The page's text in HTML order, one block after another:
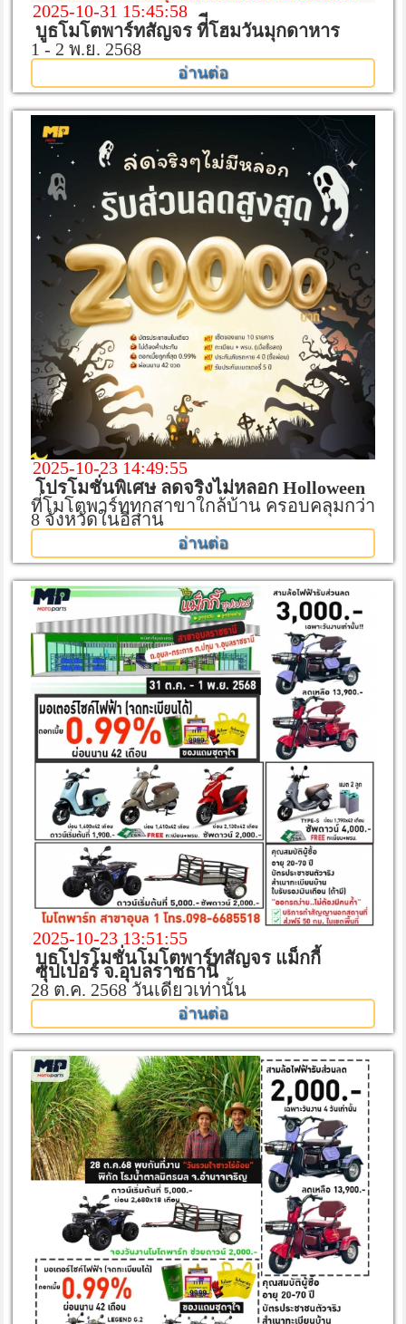
2025-10-31 15:45:58
บูธโมโตพาร์ทสัญจร ที่ีโฮมวันมุกดาหาร
1 - 2 พ.ย. 2568
อ่านต่อ
2025-10-23 14:49:55
โปรโมชั่นพิเศษ ลดจริงไม่หลอก Holloween
ที่โมโตพาร์ททุกสาขาใกล้บ้าน ครอบคลุมกว่า
8 จังหวัดในอีสาน
อ่านต่อ
2025-10-23 13:51:55
บูธโปรโมชั่นโมโตพาร์ทสัญจร แม็กกี้
ซุปเปอร์ จ.อุบลราชธานี
28 ต.ค. 2568 วันเดียวเท่านั้น
อ่านต่อ